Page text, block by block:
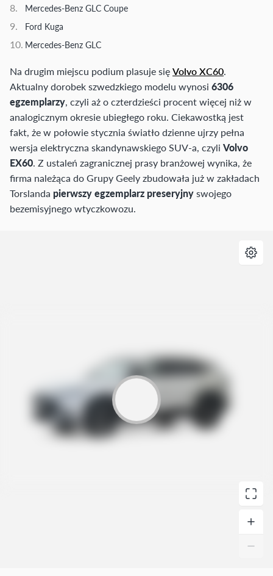
Mercedes-Benz GLC Coupe
Ford Kuga
Mercedes-Benz GLC
Na drugim miejscu podium plasuje sięVolvo XC60.
Aktualny dorobek szwedzkiego modelu wynosi 6306
egzemplarzy, czyli aż o czterdzieści procent więcej niż w
analogicznym okresie ubiegłego roku. Ciekawostką jest
fakt, że w połowie stycznia światło dzienne ujrzy pełna
wersja elektryczna skandynawskiego SUV-a, czyli Volvo
EX60. Z ustaleń zagranicznej prasy branżowej wynika, że
firma należąca do Grupy Geely zbudowała już w zakładach
Torslanda pierwszy egzemplarz preseryjnyswojego
bezemisyjnego wtyczkowozu.